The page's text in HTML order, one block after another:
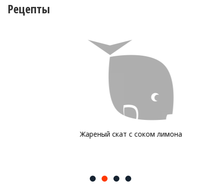
Рецепты
Жареный скат с соком лимона